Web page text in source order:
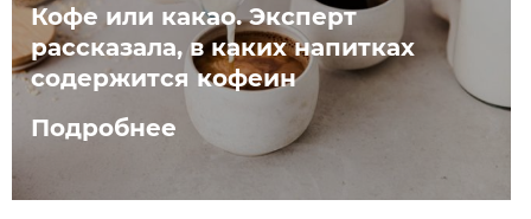
Кофе или какао. Эксперт
рассказала, в каких напитках
содержится кофеин
Подробнее